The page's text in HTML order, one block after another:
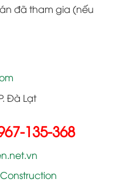
đã tham gia (nếu
Đà Lạt
135-368